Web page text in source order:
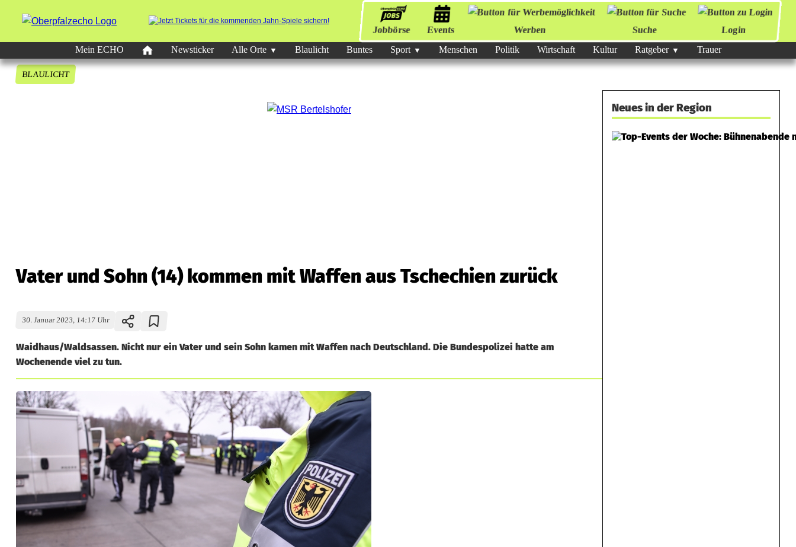
Jobbörse Events Werben Suche
Login
Mein ECHO
Newsticker Alle Orte Blaulicht Buntes Sport Menschen Politik Wirtschaft Kultur Ratgeber Trauer
BLAULICHT
Vater und Sohn (14) kommen mit Waffen aus Tschechien zurück
30. Januar 2023, 14:17 Uhr
Waidhaus/Waldsassen. Nicht nur ein Vater und sein Sohn kamen mit Waffen nach Deutschland. Die Bundespolizei hatte am
Wochenende viel zu tun.
V
e
r
u
n
Neues in der Region